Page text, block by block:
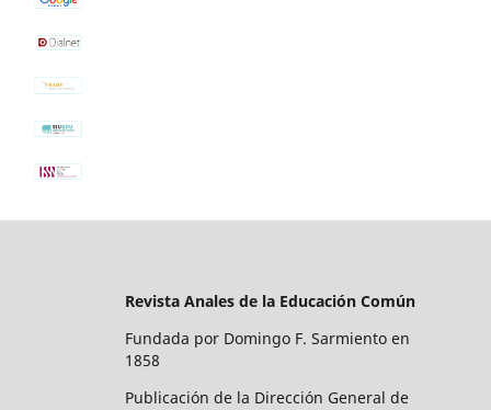
Revista Anales de la Educación Común
Fundada por Domingo F. Sarmiento en
1858
Publicación de la Dirección General de